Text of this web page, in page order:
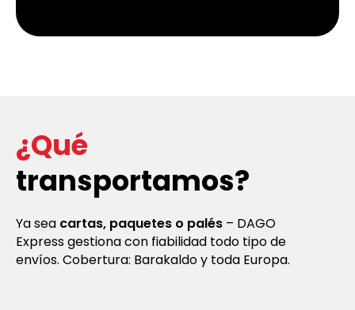
¿Qué
transportamos?
Ya sea cartas, paquetes o palés – DAGO
Express gestiona con fiabilidad todo tipo de
envíos. Cobertura: Barakaldo y toda Europa.